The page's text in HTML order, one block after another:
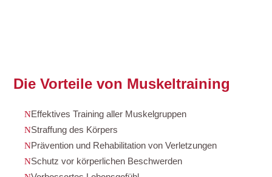
Die Vorteile von Muskeltraining
Effektives Training aller Muskelgruppen
Straffung des Körpers
Prävention und Rehabilitation von Verletzungen
Schutz vor körperlichen Beschwerden